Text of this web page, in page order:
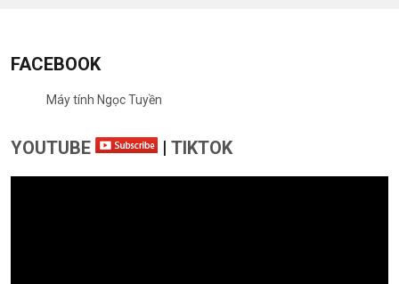
FACEBOOK
Máy tính Ngọc Tuyền
YOUTUBE | TIKTOK